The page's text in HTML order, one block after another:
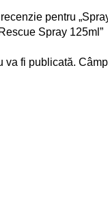
pentru
Spray 125ml”
va fi publicată.